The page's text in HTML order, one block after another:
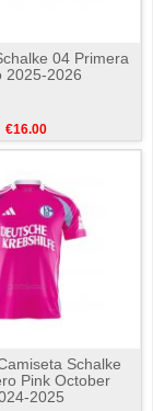
04 Primera
2025-2026
€16.00
Schalke
Pink October
2025